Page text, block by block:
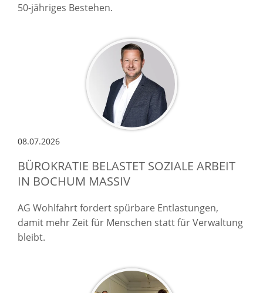
50-jähriges Bestehen.
08.07.2026
BÜROKRATIE BELASTET SOZIALE ARBEIT
IN BOCHUM MASSIV
AG Wohlfahrt fordert spürbare Entlastungen,
damit mehr Zeit für Menschen statt für Verwaltung
bleibt.